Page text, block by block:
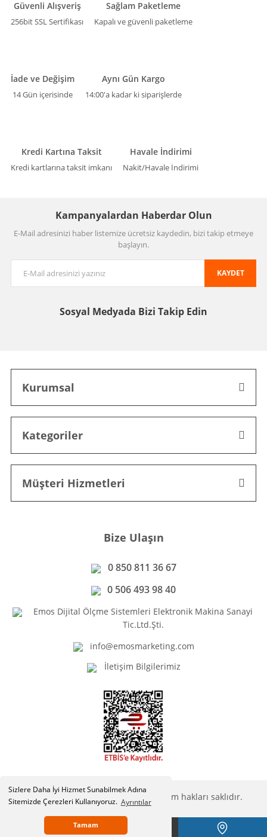
Sizlere Daha İyi Hizmet Sunabilmek Adına
Sitemizde Çerezleri Kullanıyoruz. Ayrıntılar
Tamam
Güvenli Alışveriş
256bit SSL Sertifikası
Sağlam Paketleme
Kapalı ve güvenli paketleme
İade ve Değişim
14 Gün içerisinde
Aynı Gün Kargo
14:00'a kadar ki siparişlerde
Kredi Kartına Taksit
Kredi kartlarına taksit imkanı
Havale İndirimi
Nakit/Havale İndirimi
Kampanyalardan Haberdar Olun
E-Mail adresinizi haber listemize ücretsiz kaydedin, bizi takip etmeye
başlayın.
KAYDET
Sosyal Medyada Bizi Takip Edin
Kurumsal
Kategoriler
Müşteri Hizmetleri
Bize Ulaşın
0 850 811 36 67
0 506 493 98 40
Emos Dijital Ölçme Sistemleri Elektronik Makina Sanayi
Tic.Ltd.Şti.
info@emosmarketing.com
İletişim Bilgilerimiz
Copyright © Emosmarketing.com. Tüm hakları saklıdır.